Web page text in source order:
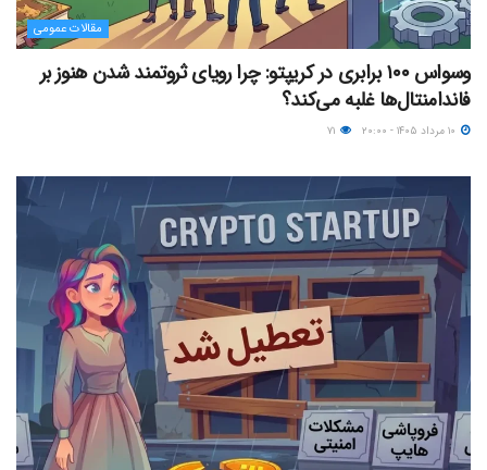
مقالات عمومی
وسواس ۱۰۰ برابری در کریپتو: چرا رویای ثروتمند شدن هنوز بر
فاندامنتال‌ها غلبه می‌کند؟